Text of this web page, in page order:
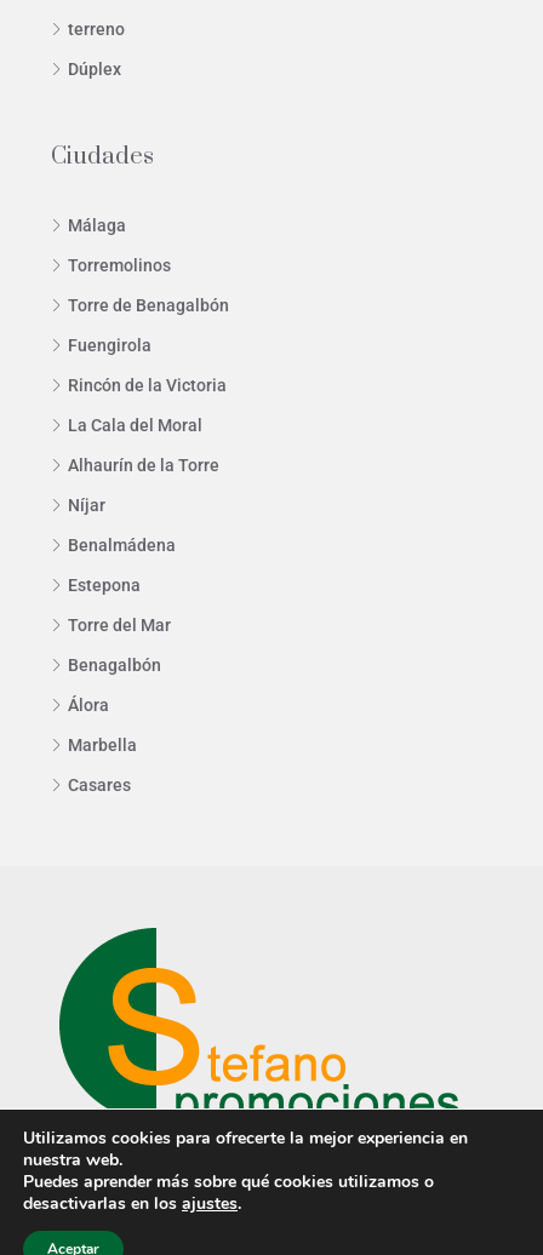
terreno
Dúplex
Ciudades
Málaga
Torremolinos
Torre de Benagalbón
Fuengirola
Rincón de la Victoria
La Cala del Moral
Alhaurín de la Torre
Níjar
Benalmádena
Estepona
Torre del Mar
Benagalbón
Álora
Marbella
Casares
© © Stefano Promociones ·
Utilizamos cookies para ofrecerte la mejor experiencia en
nuestra web.
Puedes aprender más sobre qué cookies utilizamos o
desactivarlas en los ajustes.
Aceptar